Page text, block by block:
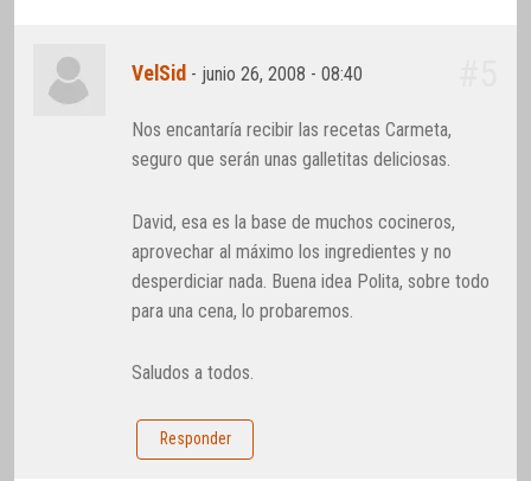
VelSid - junio 26, 2008 - 08:40
Nos encantaría recibir las recetas Carmeta,
seguro que serán unas galletitas deliciosas.
David, esa es la base de muchos cocineros,
aprovechar al máximo los ingredientes y no
desperdiciar nada. Buena idea Polita, sobre todo
para una cena, lo probaremos.
Saludos a todos.
Responder